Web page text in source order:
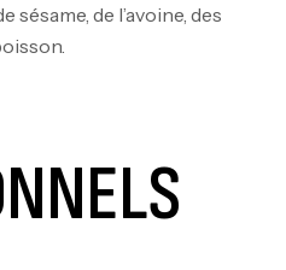
sésame, de l’avoine, des